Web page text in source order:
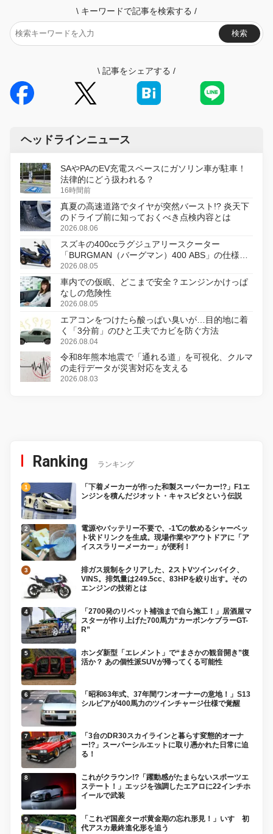
\ キーワードで記事を検索する /
検索
\ 記事をシェアする /
ヘッドラインニュース
SAやPAのEV充電スペースにガソリン車が駐車！
法律的にどう扱われる？
16時間前
真夏の高速道路でタイヤが突然バースト!? 炎天下
のドライブ前に知っておくべき点検内容とは
2026.08.06
スズキの400ccラグジュアリースクーター
「BURGMAN（バーグマン）400 ABS」の仕様を
変更し、8月18日に発売
2026.08.05
車内での仮眠、どこまで安全？エンジンかけっぱ
なしの危険性
2026.08.05
エアコンをつけたら酸っぱい臭いが…目的地に着
く「3分前」のひと工夫でカビを防ぐ方法
2026.08.04
令和8年熊本地震で「通れる道」を可視化、クルマ
の走行データが災害対応を支える
2026.08.03
Ranking ランキング
「下着メーカーが作った和製スーパーカー!?」F1エ
ンジンを積んだジオット・キャスピタという伝説
電源やバッテリー不要で、-1℃の飲めるシャーベッ
ト状ドリンクを生成。現場作業やアウトドアに「ア
イススラリーメーカー」が便利！
排ガス規制をクリアした、2ストVツインバイク、
VINS。排気量は249.5cc、83HPを絞り出す。その
エンジンの技術とは
「2700発のリベット補強まで自ら施工！」居酒屋マ
スターが作り上げた700馬力“カーボンケブラーGT-
R”
ホンダ新型「エレメント」で“まさかの観音開き”復
活か？ あの個性派SUVが帰ってくる可能性
「昭和63年式、37年間ワンオーナーの意地！」S13
シルビアが400馬力のツインチャージ仕様で覚醒
「3台のDR30スカイラインと暮らす変態的オーナ
ー!?」スーパーシルエットに取り憑かれた日常に迫
る！
これがクラウン!?「躍動感がたまらないスポーツエ
ステート！」エッジを強調したエアロに22インチホ
イールで武装
「これぞ国産ターボ黄金期の忘れ形見！」いすゞ初
代アスカ最終進化形を追う